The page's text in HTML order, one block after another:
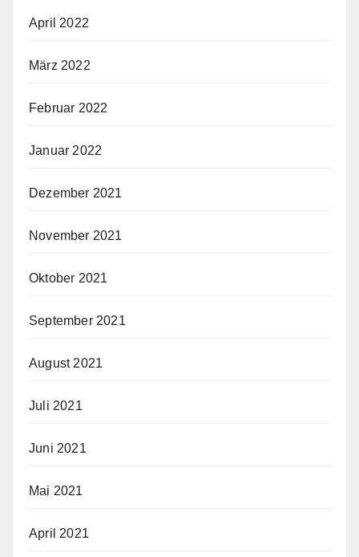
April 2022
März 2022
Februar 2022
Januar 2022
Dezember 2021
November 2021
Oktober 2021
September 2021
August 2021
Juli 2021
Juni 2021
Mai 2021
April 2021